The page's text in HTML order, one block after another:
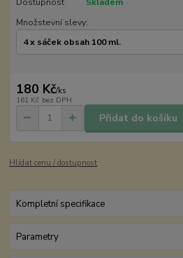
Dostupnost
Skladem
Množstevní slevy:
180 Kč/ks
161 Kč bez DPH
Přidat do košíku
Hlídat cenu / dostupnost
Kompletní specifikace
Parametry